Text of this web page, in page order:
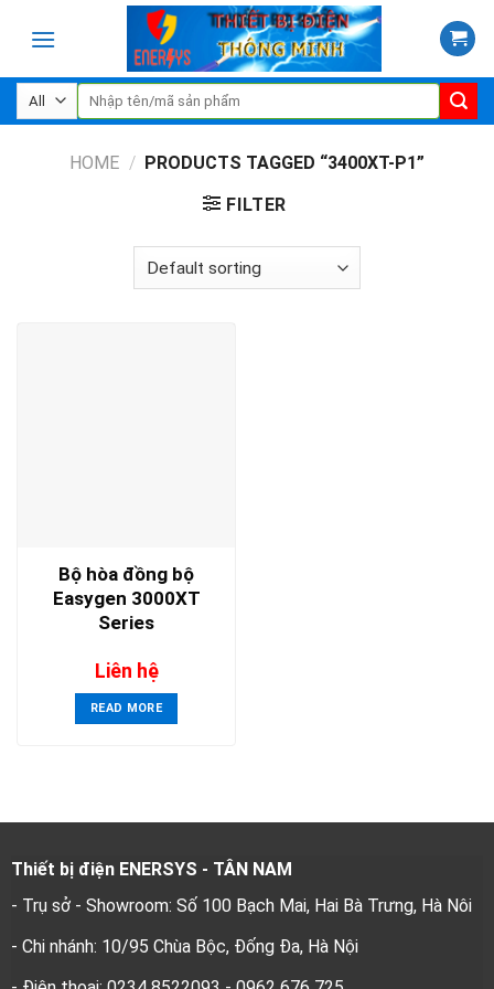
Search
for:
HOME / PRODUCTS TAGGED “3400XT-P1”
FILTER
Bộ hòa đồng bộ
Easygen 3000XT
Series
Liên hệ
READ MORE
Thiết bị điện ENERSYS - TÂN NAM
- Trụ sở - Showroom: Số 100 Bạch Mai, Hai Bà Trưng, Hà Nôi
- Chi nhánh: 10/95 Chùa Bộc, Đống Đa, Hà Nội